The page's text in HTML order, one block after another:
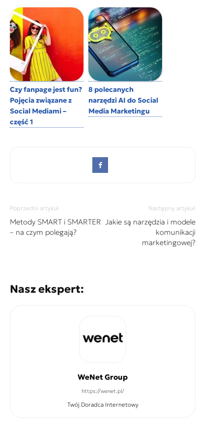
Czy fanpage jest fun?
Pojęcia związane z
Social Mediami –
część 1
8 polecanych
narzędzi AI do Social
Media Marketingu
Poprzedni artykuł
Metody SMART i SMARTER
– na czym polegają?
Następny artykuł
Jakie są narzędzia i modele
komunikacji
marketingowej?
Nasz ekspert:
WeNet Group
https://wenet.pl/
Twój Doradca Internetowy